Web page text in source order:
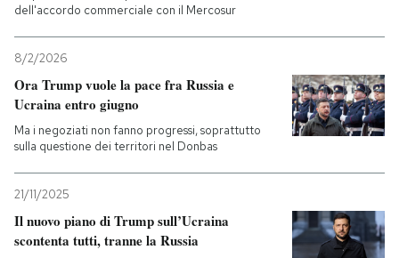
dell'accordo commerciale con il Mercosur
8/2/2026
Ora Trump vuole la pace fra Russia e
Ucraina entro giugno
Ma i negoziati non fanno progressi, soprattutto
sulla questione dei territori nel Donbas
21/11/2025
Il nuovo piano di Trump sull’Ucraina
scontenta tutti, tranne la Russia